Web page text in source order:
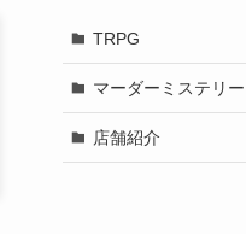
TRPG
マーダーミステリー
店舗紹介